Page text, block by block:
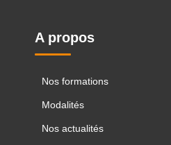
A propos
Nos formations
Modalités
Nos actualités